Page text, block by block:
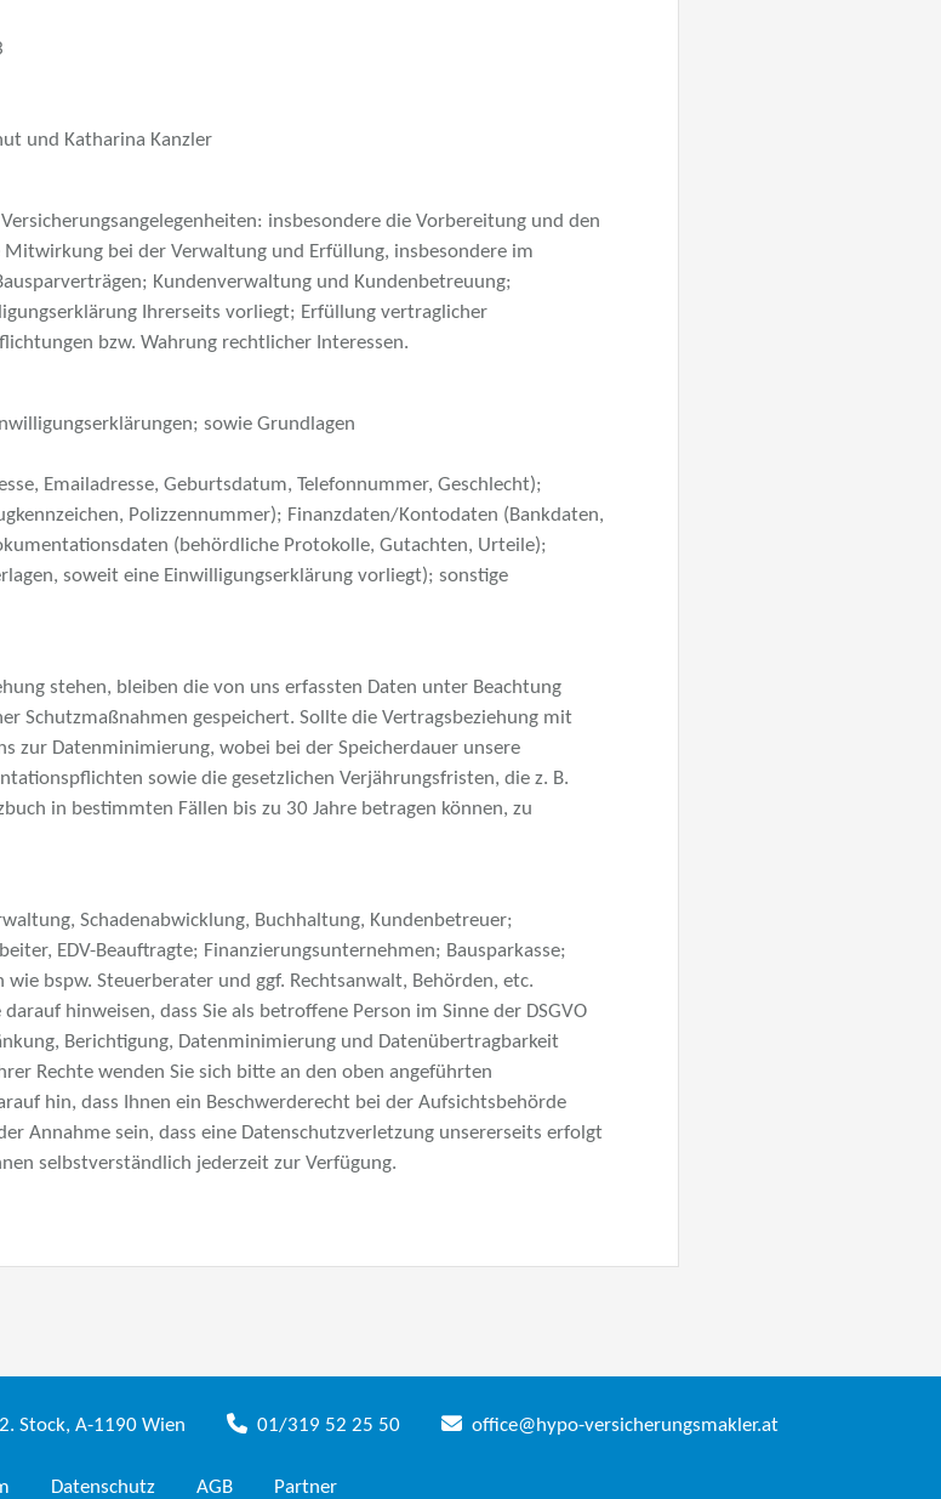
und Katharina Kanzler
insbesondere die Vorbereitung und den
bei der Verwaltung und Erfüllung, insbesondere im
Kundenverwaltung und Kundenbetreuung;
Ihrerseits vorliegt; Erfüllung vertraglicher
bzw. Wahrung rechtlicher Interessen.
sowie Grundlagen
Emailadresse, Geburtsdatum, Telefonnummer, Geschlecht);
Polizzennummer); Finanzdaten/Kontodaten (Bankdaten,
(behördliche Protokolle, Gutachten, Urteile);
soweit eine Einwilligungserklärung vorliegt); sonstige
stehen, bleiben die von uns erfassten Daten unter Beachtung
Schutzmaßnahmen gespeichert. Sollte die Vertragsbeziehung mit
zur Datenminimierung, wobei bei der Speicherdauer unsere
sowie die gesetzlichen Verjährungsfristen, die z. B.
in bestimmten Fällen bis zu 30 Jahre betragen können, zu
Schadenabwicklung, Buchhaltung, Kundenbetreuer;
EDV-Beauftragte; Finanzierungsunternehmen; Bausparkasse;
bspw. Steuerberater und ggf. Rechtsanwalt, Behörden, etc.
hinweisen, dass Sie als betroffene Person im Sinne der DSGVO
Berichtigung, Datenminimierung und Datenübertragbarkeit
Rechte wenden Sie sich bitte an den oben angeführten
hin, dass Ihnen ein Beschwerderecht bei der Aufsichtsbehörde
Annahme sein, dass eine Datenschutzverletzung unsererseits erfolgt
selbstverständlich jederzeit zur Verfügung.
Stock, A-1190 Wien 01/319 52 25 50 office@hypo-versicherungsmakler.at
Datenschutz AGB Partner